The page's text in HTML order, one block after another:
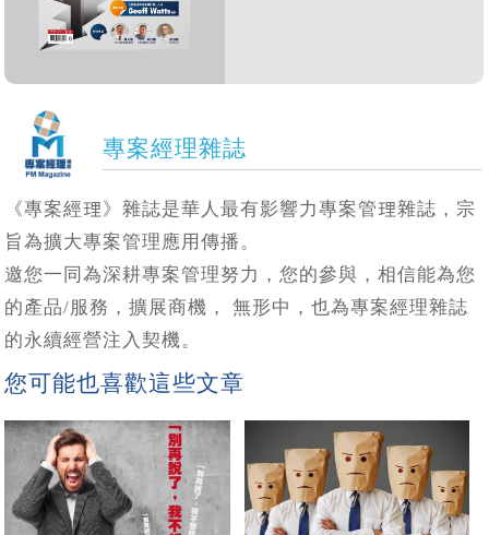
專案經理雜誌
《專案經理》雜誌是華人最有影響力專案管理雜誌，宗
旨為擴大專案管理應用傳播。
邀您一同為深耕專案管理努力，您的參與，相信能為您
的產品/服務，擴展商機， 無形中，也為專案經理雜誌
的永續經營注入契機。
您可能也喜歡這些文章